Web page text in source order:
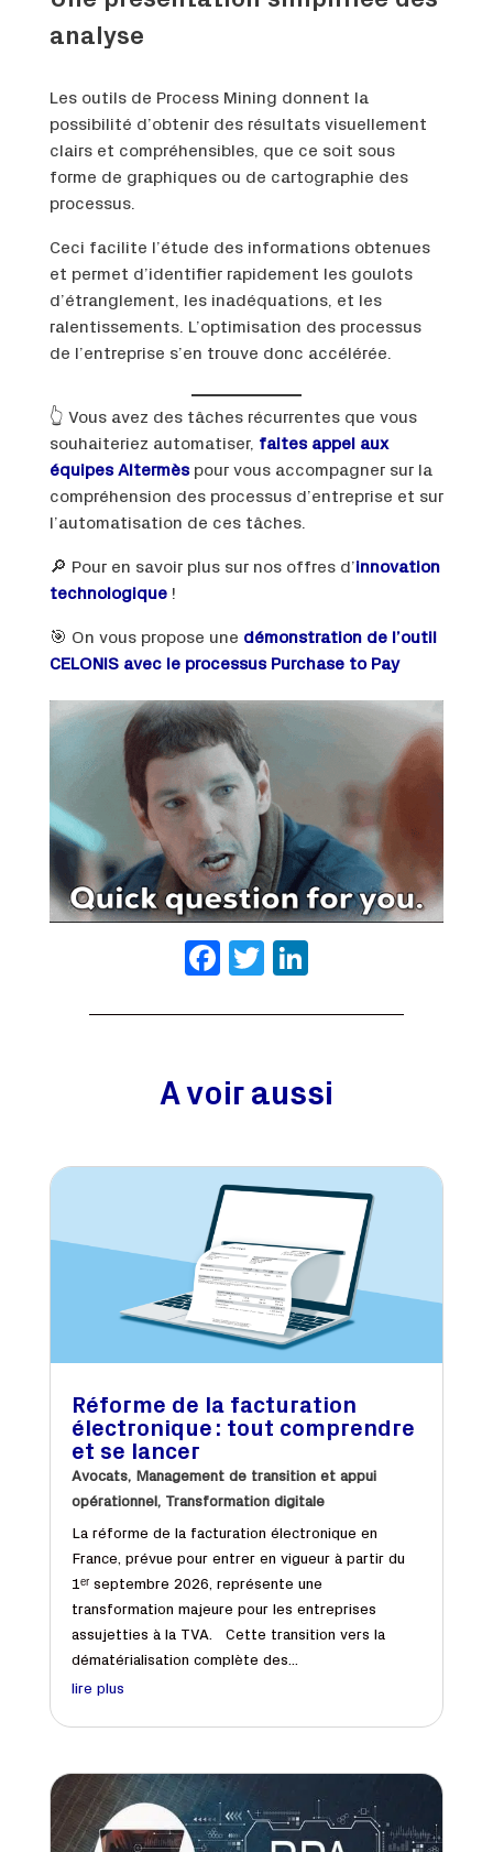
analyse
Les outils de Process Mining donnent la
possibilité d’obtenir des résultats visuellement
clairs et compréhensibles, que ce soit sous
forme de graphiques ou de cartographie des
processus.
Ceci facilite l’étude des informations obtenues
et permet d’identifier rapidement les goulots
d’étranglement, les inadéquations, et les
ralentissements. L’optimisation des processus
de l’entreprise s’en trouve donc accélérée.
👆 Vous avez des tâches récurrentes que vous
souhaiteriez automatiser, faites appel aux
équipes Altermèspour vous accompagner sur la
compréhension des processus d’entreprise et sur
l’automatisation de ces tâches.
🔎 Pour en savoir plus sur nos offres d’innovation
technologique!
🎯 On vous propose une démonstration de l’outil
CELONIS avec le processus Purchase to Pay
Facebook
Twitter
A voir aussi
Réforme de la facturation
électronique : tout comprendre
et se lancer
Avocats, Management de transition et appui
opérationnel , Transformation digitale
La réforme de la facturation électronique en
France, prévue pour entrer en vigueur à partir du
1ᵉʳ septembre 2026, représente une
transformation majeure pour les entreprises
assujetties à la TVA. Cette transition vers la
dématérialisation complète des...
lire plus